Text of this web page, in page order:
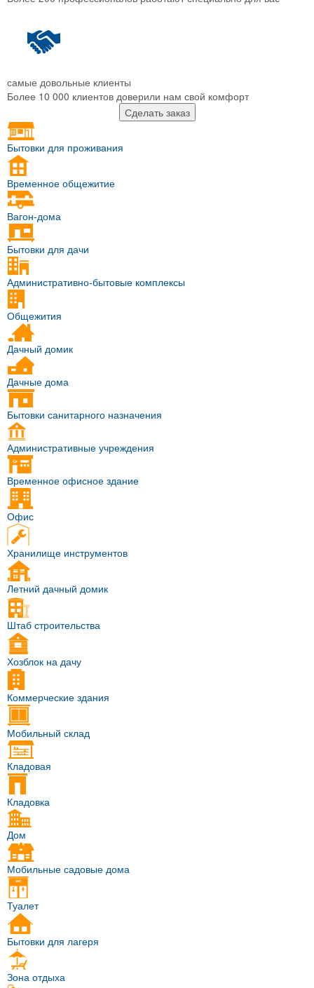
самые довольные клиенты
Более 10 000 клиентов доверили нам свой комфорт
Сделать заказ
Бытовки для проживания
Временное общежитие
Вагон-дома
Бытовки для дачи
Административно-бытовые комплексы
Общежития
Дачный домик
Дачные дома
Бытовки санитарного назначения
Административные учреждения
Временное офисное здание
Офис
Хранилище инструментов
Летний дачный домик
Штаб строительства
Хозблок на дачу
Коммерческие здания
Мобильный склад
Кладовая
Кладовка
Дом
Мобильные садовые дома
Туалет
Бытовки для лагеря
Зона отдыха